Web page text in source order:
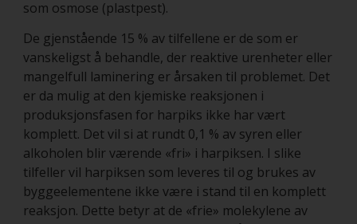
som osmose (plastpest).
De gjenstående 15 % av tilfellene er de som er
vanskeligst å behandle, der reaktive urenheter eller
mangelfull laminering er årsaken til problemet. Det
er da mulig at den kjemiske reaksjonen i
produksjonsfasen for harpiks ikke har vært
komplett. Det vil si at rundt 0,1 % av syren eller
alkoholen blir værende «fri» i harpiksen. I slike
tilfeller vil harpiksen som leveres til og brukes av
byggeelementene ikke være i stand til en komplett
reaksjon. Dette betyr at de «frie» molekylene av